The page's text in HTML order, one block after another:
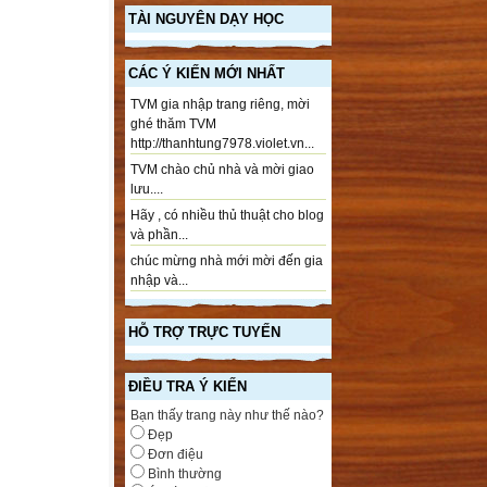
TÀI NGUYÊN DẠY HỌC
CÁC Ý KIẾN MỚI NHẤT
TVM gia nhập trang riêng, mời
ghé thăm TVM
http://thanhtung7978.violet.vn...
TVM chào chủ nhà và mời giao
lưu....
Hãy , có nhiều thủ thuật cho blog
và phần...
chúc mừng nhà mới mời đến gia
nhập và...
HỖ TRỢ TRỰC TUYẾN
ĐIỀU TRA Ý KIẾN
Bạn thấy trang này như thế nào?
Đẹp
Đơn điệu
Bình thường